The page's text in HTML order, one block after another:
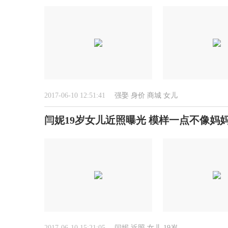
2017-06-10 12:51:41 强娶 身价 商城 女儿
闫妮19岁女儿近照曝光 模样一点不像妈